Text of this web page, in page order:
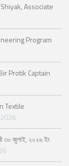
Associate
Program
Protik Captain
Textile
৩০ জুলাই, ২০২৬ ইং